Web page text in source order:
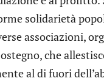
solidarietà
associazioni,
che
al di fuori